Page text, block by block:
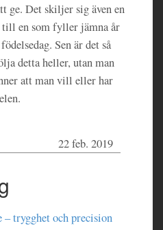
ge. Det skiljer sig även en
till en som fyller jämna år
Sen är det så
detta heller, utan man
att man vill eller har
22 feb. 2019
– trygghet och precision